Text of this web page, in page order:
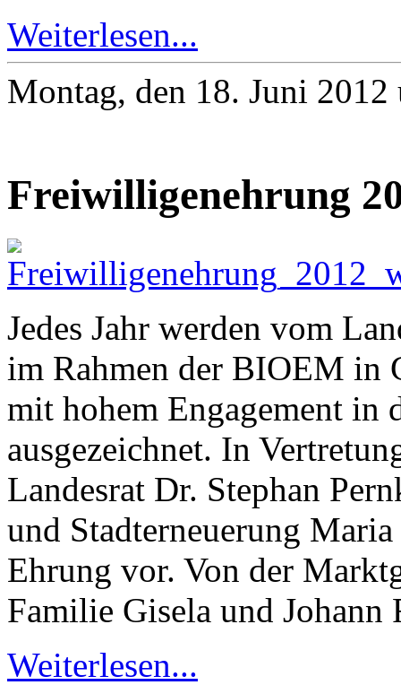
Weiterlesen...
Montag, den 18. Juni
Freiwilligenehrung
Jedes Jahr werden vom
im Rahmen der BIOEM in
mit hohem Engagement in
ausgezeichnet. In
Landesrat Dr. Stephan
und Stadterneuerung
Ehrung vor. Von der
Familie Gisela und Johann
Weiterlesen...